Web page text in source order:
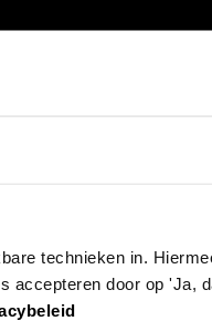
technieken in.
accepteren door op 'Ja,